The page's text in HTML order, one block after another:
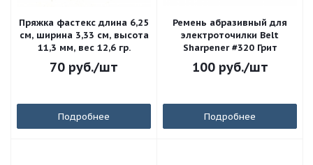
Пряжка фастекс длина 6,25
см, ширина 3,33 см, высота
11,3 мм, вес 12,6 гр.
70 руб./шт
Подробнее
Ремень абразивный для
электроточилки Belt
Sharpener #320 Грит
100руб./шт
Подробнее